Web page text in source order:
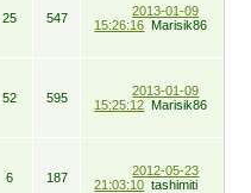
25 547
2013-01-09
15:26:16 Marisik86
52 595
2013-01-09
15:25:12 Marisik86
6 187
2012-05-23
21:03:10 tashimiti